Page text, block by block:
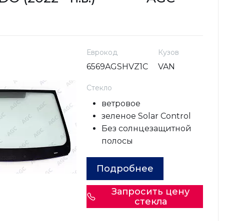
Еврокод
6569AGSHVZ1C
Кузов
VAN
Стекло
ветровое
зеленое Solar Control
Без солнцезащитной
полосы
Подробнее
Запросить цену
стекла